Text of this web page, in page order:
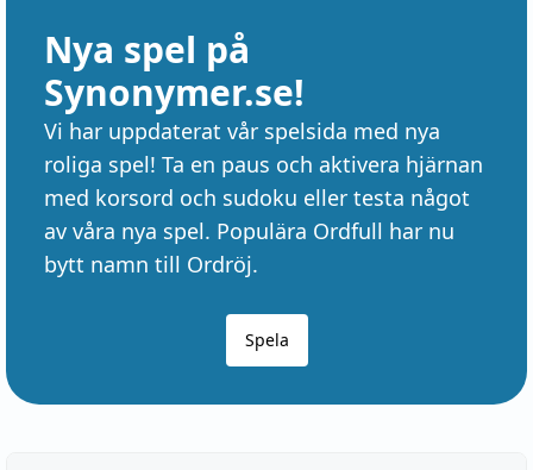
Nya spel på
Synonymer.se!
Vi har uppdaterat vår spelsida med nya
roliga spel! Ta en paus och aktivera hjärnan
med korsord och sudoku eller testa något
av våra nya spel. Populära Ordfull har nu
bytt namn till Ordröj.
Spela